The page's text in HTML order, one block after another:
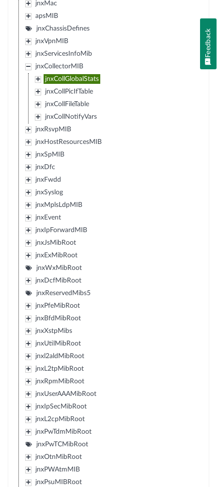
jnxMac
apsMIB
jnxChassisDefines
jnxVpnMIB
jnxServicesInfoMib
jnxCollectorMIB
jnxCollGlobalStats
jnxCollPicIfTable
jnxCollFileTable
jnxCollNotifyVars
jnxRsvpMIB
jnxHostResourcesMIB
jnxSpMIB
jnxDfc
jnxFwdd
jnxSyslog
jnxMplsLdpMIB
jnxEvent
jnxIpForwardMIB
jnxJsMibRoot
jnxExMibRoot
jnxWxMibRoot
jnxDcfMibRoot
jnxReservedMibs5
jnxPfeMibRoot
jnxBfdMibRoot
jnxXstpMibs
jnxUtilMibRoot
jnxl2aldMibRoot
jnxL2tpMibRoot
jnxRpmMibRoot
jnxUserAAAMibRoot
jnxIpSecMibRoot
jnxL2cpMibRoot
jnxPwTdmMibRoot
jnxPwTCMibRoot
jnxOtnMibRoot
jnxPWAtmMIB
jnxPsuMIBRoot
Feedback